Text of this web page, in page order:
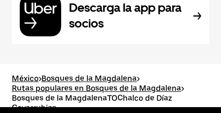
Descarga la app para
socios
México>Bosques de la Magdalena>
Rutas populares en Bosques de la Magdalena>
Bosques de la MagdalenaTOChalco de Díaz
Covarrubias